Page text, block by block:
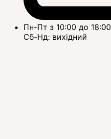
Пн-Пт з 10:00 до 18:00
Сб-Нд: вихідний